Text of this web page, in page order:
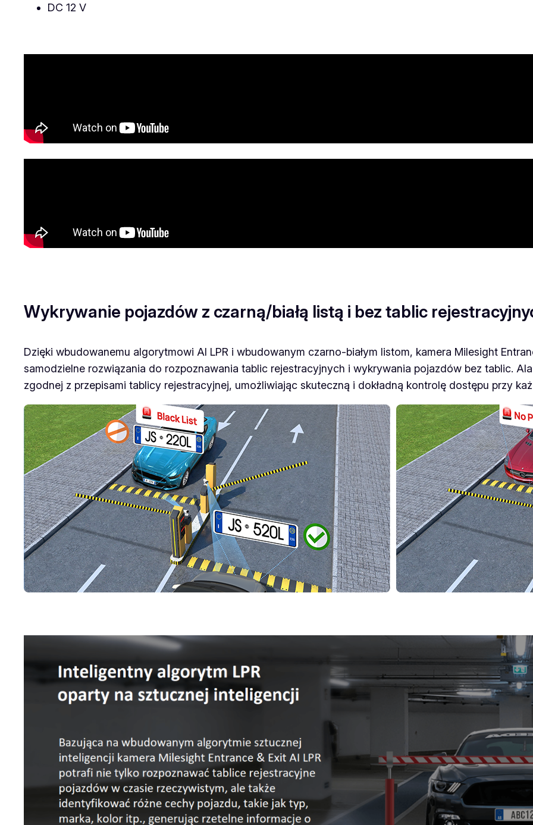
DC 12 V
Wykrywanie pojazdów z czarną/białą listą i bez tablic
Dzięki wbudowanemu algorytmowi AI LPR i wbudowanym czarno-białym listom, kamera Milesight
samodzielne rozwiązania do rozpoznawania tablic rejestracyjnych i wykrywania pojazdów bez tablic.
zgodnej z przepisami tablicy rejestracyjnej, umożliwiając skuteczną i dokładną kontrolę dostępu przy